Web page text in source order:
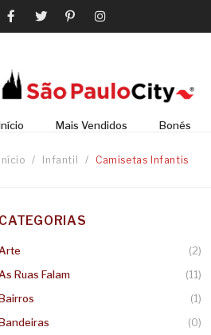
Mais Vendidos Bonés
Início / Infantil / Camisetas Infantis
CATEGORIAS
Arte
(2)
As Ruas Falam
(11)
(1)
(0)